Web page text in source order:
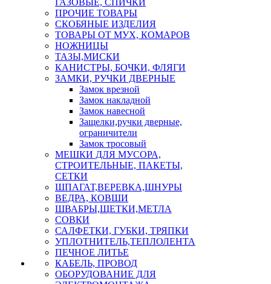
ГАЗОВЫЕ, СПИЧКИ
ПРОЧИЕ ТОВАРЫ
СКОБЯНЫЕ ИЗДЕЛИЯ
ТОВАРЫ ОТ МУХ, КОМАРОВ
НОЖНИЦЫ
ТАЗЫ,МИСКИ
КАНИСТРЫ, БОЧКИ, ФЛЯГИ
ЗАМКИ, РУЧКИ ДВЕРНЫЕ
Замок врезной
Замок накладной
Замок навесной
Защелки,ручки дверные,
ограничители
Замок тросовый
МЕШКИ ДЛЯ МУСОРА,
СТРОИТЕЛЬНЫЕ, ПАКЕТЫ,
СЕТКИ
ШПАГАТ,ВЕРЕВКА,ШНУРЫ
ВЕДРА, КОВШИ
ШВАБРЫ,ЩЕТКИ,МЕТЛА
СОВКИ
САЛФЕТКИ, ГУБКИ, ТРЯПКИ
УПЛОТНИТЕЛЬ,ТЕПЛОЛЕНТА
ПЕЧНОЕ ЛИТЬЕ
КАБЕЛЬ, ПРОВОД
ОБОРУДОВАНИЕ ДЛЯ